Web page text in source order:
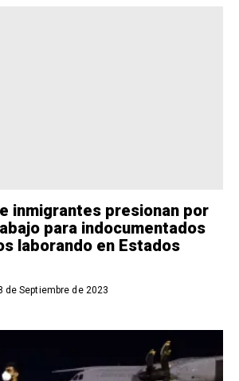
inmigrantes presionan por
para indocumentados
laborando en Estados
de Septiembre de 2023